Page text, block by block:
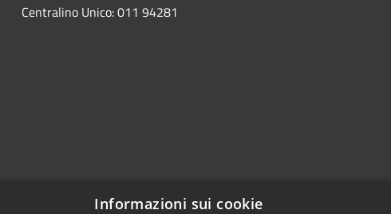
Centralino Unico: 011 94281
Informazioni sui cookie